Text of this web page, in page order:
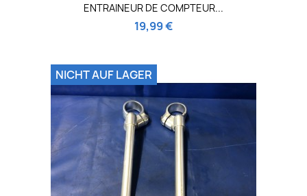
ENTRAINEUR DE COMPTEUR...
19,99 €
NICHT AUF LAGER